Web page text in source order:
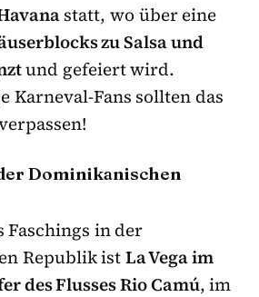
statt, wo über eine
zu Salsa und
und gefeiert wird.
Karneval-Fans sollten das
Dominikanischen
in der
Republik istLa Vega im
des Flusses Rio Camú, im